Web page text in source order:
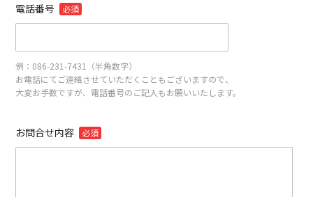
電話番号 必須
例：086-231-7431（半角数字）
お電話にてご連絡させていただくこともございますので、
大変お手数ですが、電話番号のご記入もお願いいたします。
お問合せ内容 必須